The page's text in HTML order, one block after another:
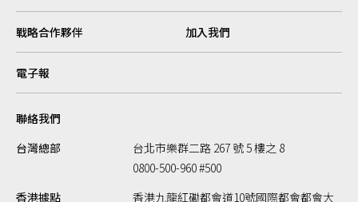
戰略合作夥伴 加入我們
電子報
聯絡我們
台灣總部
台北市樂群二路 267 號 5 樓之 8
0800-500-960 #500
香港據點
香港九龍紅磡都會道10號國際都會都會大